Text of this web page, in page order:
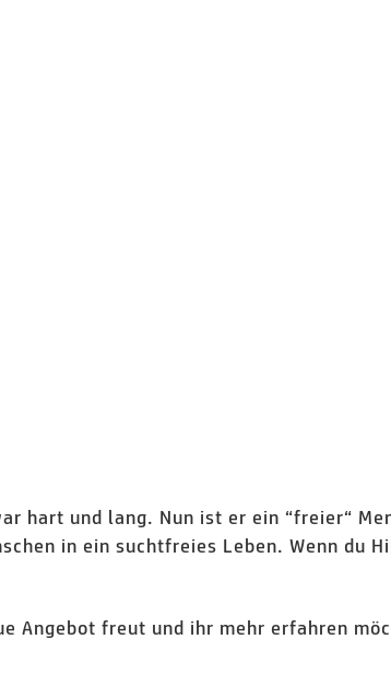
hart und lang. Nun ist er ein “freier“
in ein suchtfreies Leben. Wenn du
Angebot freut und ihr mehr erfahren